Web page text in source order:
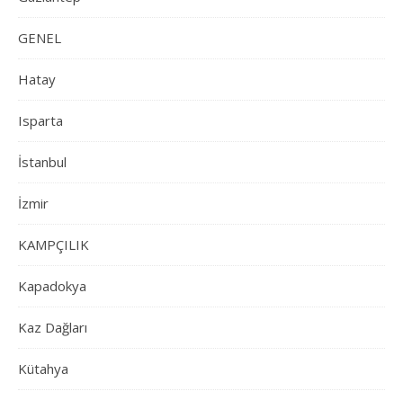
GENEL
Hatay
Isparta
İstanbul
İzmir
KAMPÇILIK
Kapadokya
Kaz Dağları
Kütahya